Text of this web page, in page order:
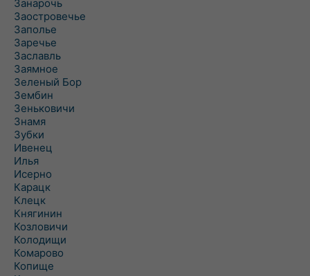
Занарочь
Заостровечье
Заполье
Заречье
Заславль
Заямное
Зеленый Бор
Зембин
Зеньковичи
Знамя
Зубки
Ивенец
Илья
Исерно
Карацк
Клецк
Княгинин
Козловичи
Колодищи
Комарово
Копище